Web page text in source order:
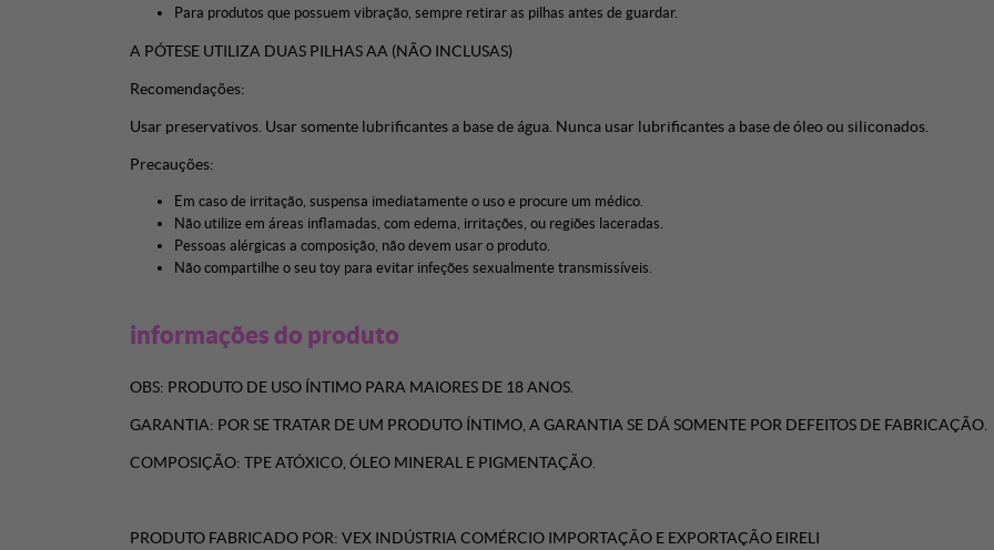
Para produtos que possuem vibração, sempre retirar as pilhas antes de guardar.
A PÓTESE UTILIZA DUAS PILHAS AA (NÃO INCLUSAS)
Recomendações:
Usar preservativos. Usar somente lubrificantes a base de água. Nunca usar lubrificantes a base de óleo ou siliconados.
Precauções:
Em caso de irritação, suspensa imediatamente o uso e procure um médico.
Não utilize em áreas inflamadas, com edema, irritações, ou regiões laceradas.
Pessoas alérgicas a composição, não devem usar o produto.
Não compartilhe o seu toy para evitar infeções sexualmente transmissíveis.
informações do produto
OBS: PRODUTO DE USO ÍNTIMO PARA MAIORES DE 18 ANOS.
GARANTIA: POR SE TRATAR DE UM PRODUTO ÍNTIMO, A GARANTIA SE DÁ SOMENTE POR DEFEITOS DE FABRICAÇÃO.
COMPOSIÇÃO: TPE ATÓXICO, ÓLEO MINERAL E PIGMENTAÇÃO.
PRODUTO FABRICADO POR: VEX INDÚSTRIA COMÉRCIO IMPORTAÇÃO E EXPORTAÇÃO EIRELI